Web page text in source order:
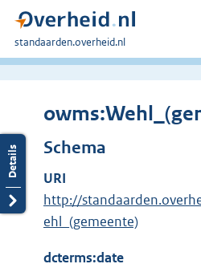
U
bent
standaarden.overheid.nl
Schema
URI
http://
ehl_(gemeente)
dcterms:date